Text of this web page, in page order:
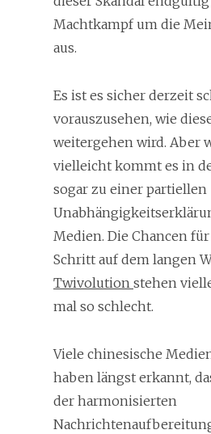
Machtkampf um die
aus.
Es ist es sicher derzeit
vorauszusehen, wie
weitergehen wird. Aber
vielleicht kommt es in
sogar zu einer partiellen
Medien. Die Chancen
Schritt auf dem langen
Twivolution stehen
mal so schlecht.
Viele chinesische
haben längst erkannt,
der harmonisierten